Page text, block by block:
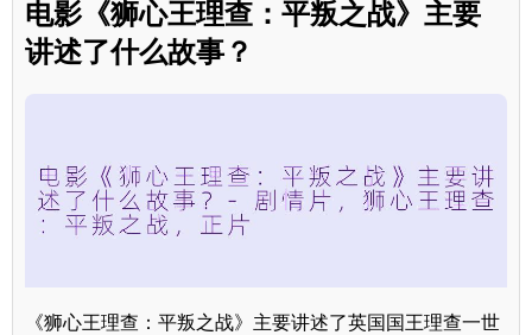
电影《狮心王理查：平叛之战》主要
讲述了什么故事？
《狮心王理查：平叛之战》主要讲述了英国国王理查一世